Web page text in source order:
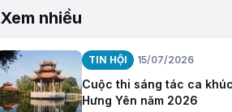
Xem nhiều
TIN HỘI 15/07/2026
Cuộc thi sáng tác ca
Hưng Yên năm 2026